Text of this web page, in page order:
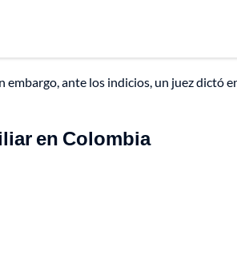
embargo, ante los indicios, un juez dictó
en Colombia